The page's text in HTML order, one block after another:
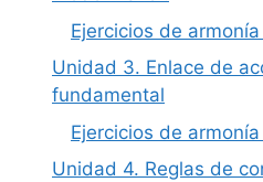
Ejercicios de armonía
Unidad 3. Enlace de
fundamental
Ejercicios de
Unidad 4. Reglas de